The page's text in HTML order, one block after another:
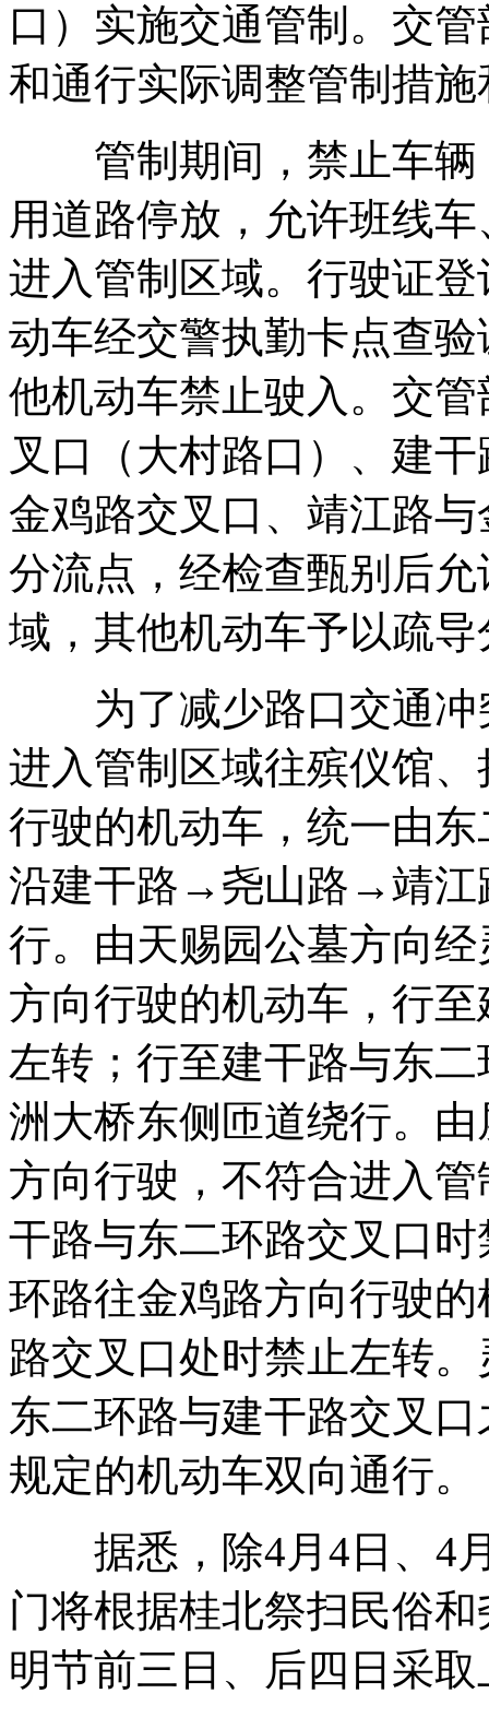
口）实施交通管制。交
和通行实际调整管制措
管制期间，禁止车辆
用道路停放，允许班线
进入管制区域。行驶证
动车经交警执勤卡点查
他机动车禁止驶入。交
叉口（大村路口）、建
金鸡路交叉口、靖江路
分流点，经检查甄别后
域，其他机动车予以疏导
为了减少路口交通冲
进入管制区域往殡仪馆
行驶的机动车，统一由
沿建干路→尧山路→靖江
行。由天赐园公墓方向
方向行驶的机动车，行
左转；行至建干路与东
洲大桥东侧匝道绕行。
方向行驶，不符合进入
干路与东二环路交叉口
环路往金鸡路方向行驶
路交叉口处时禁止左转
东二环路与建干路交叉
规定的机动车双向通行。
据悉，除4月4日、4月
门将根据桂北祭扫民俗
明节前三日、后四日采